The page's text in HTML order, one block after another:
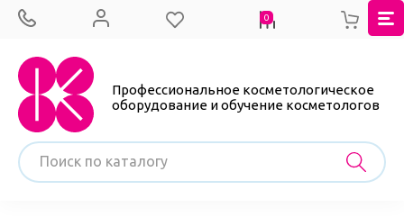
0
Профессиональное косметологическое
оборудование и обучение косметологов